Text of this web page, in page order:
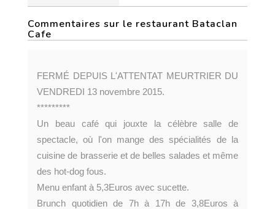
Commentaires sur le restaurant Bataclan
Cafe
FERMÉ DEPUIS L'ATTENTAT MEURTRIER DU
VENDREDI 13 novembre 2015.
*********
Un beau café qui jouxte la célèbre salle de
spectacle, où l'on mange des spécialités de la
cuisine de brasserie et de belles salades et même
des hot-dog fous.
Menu enfant à 5,3Euros avec sucette.
Brunch quotidien de 7h à 17h de 3,8Euros à